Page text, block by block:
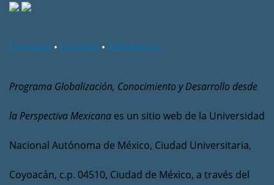
Contacto • Créditos • Administrar
Programa Globalización, Conocimiento y Desarrollo desde
la Perspectiva Mexicana es un sitio web de la Universidad
Nacional Autónoma de México, Ciudad Universitaria,
Coyoacán, c.p. 04510, Ciudad de México, a través del